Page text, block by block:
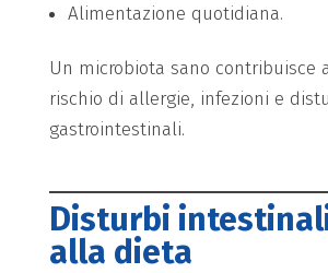
Alimentazione quotidiana.
Un microbiota sano contribuisce
rischio di allergie, infezioni e
gastrointestinali.
Disturbi
alla dieta